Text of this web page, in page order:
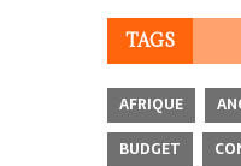
TAGS
AFRIQUE
BUDGET